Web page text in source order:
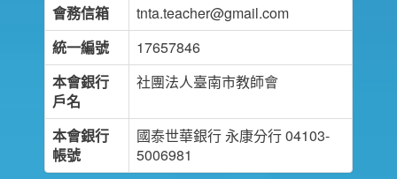
會務信箱
tnta.teacher@gmail.com
統一編號
17657846
本會銀行
戶名
社團法人臺南市教師會
本會銀行
帳號
國泰世華銀行 永康分行 04103-
5006981